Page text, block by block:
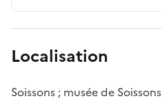
Localisation
Soissons ; musée de Soissons